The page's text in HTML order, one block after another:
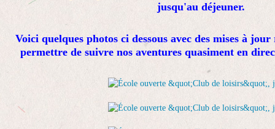
jusqu'au déjeuner.
Voici quelques photos ci dessous avec des mises à
permettre de suivre nos aventures quasiment en